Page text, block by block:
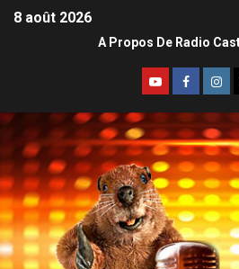
8 août 2026
A Propos De Radio